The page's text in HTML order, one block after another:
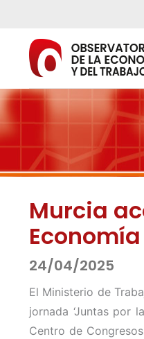
contenido
Murcia
24/04/2025
El Ministerio de
jornada ‘Juntas por
Centro de